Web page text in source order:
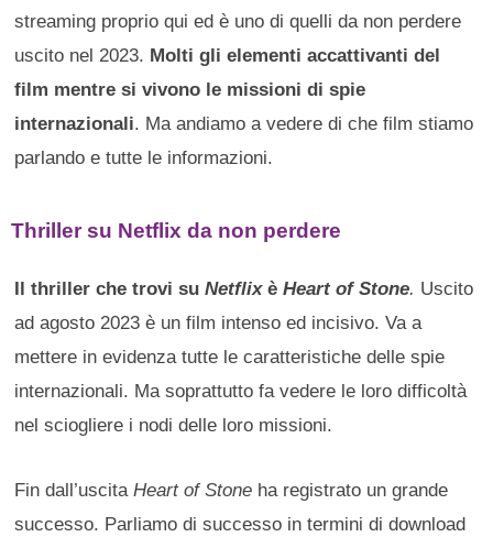
streaming proprio qui ed è uno di quelli da non perdere
uscito nel 2023. Molti gli elementi accattivanti del
film mentre si vivono le missioni di spie
internazionali. Ma andiamo a vedere di che film stiamo
parlando e tutte le informazioni.
Thriller su Netflix da non perdere
Il thriller che trovi suNetflixèHeart of Stone. Uscito
ad agosto 2023 è un film intenso ed incisivo. Va a
mettere in evidenza tutte le caratteristiche delle spie
internazionali. Ma soprattutto fa vedere le loro difficoltà
nel sciogliere i nodi delle loro missioni.
Fin dall’uscitaHeart of Stone ha registrato un grande
successo. Parliamo di successo in termini di download